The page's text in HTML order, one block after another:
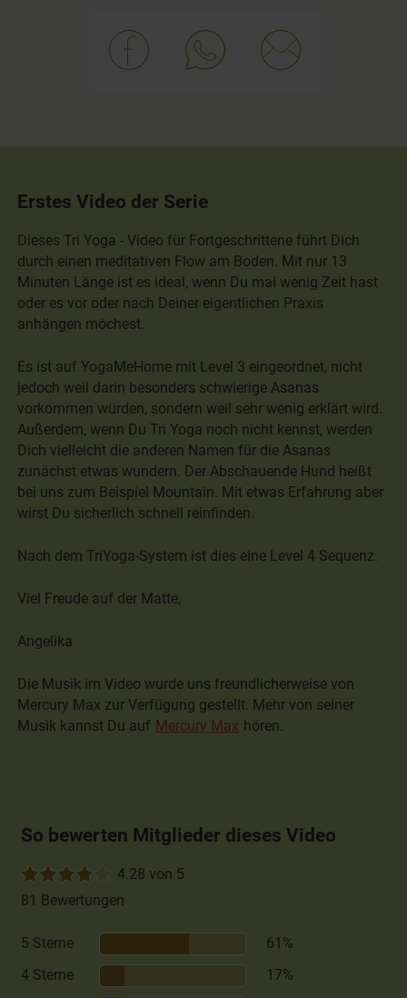
Erstes Video der Serie
Dieses Tri Yoga - Video für Fortgeschrittene führt Dich
durch einen meditativen Flow am Boden. Mit nur 13
Minuten Länge ist es ideal, wenn Du mal wenig Zeit hast
oder es vor oder nach Deiner eigentlichen Praxis
anhängen möchest.
Es ist auf YogaMeHome mit Level 3 eingeordnet, nicht
jedoch weil darin besonders schwierige Asanas
vorkommen würden, sondern weil sehr wenig erklärt wird.
Außerdem, wenn Du Tri Yoga noch nicht kennst, werden
Dich vielleicht die anderen Namen für die Asanas
zunächst etwas wundern. Der Abschauende Hund heißt
bei uns zum Beispiel Mountain. Mit etwas Erfahrung aber
wirst Du sicherlich schnell reinfinden.
Nach dem TriYoga-System ist dies eine Level 4 Sequenz.
Viel Freude auf der Matte,
Angelika
Die Musik im Video wurde uns freundlicherweise von
Mercury Max zur Verfügung gestellt. Mehr von seiner
Musik kannst Du auf Mercury Max hören.
So bewerten Mitglieder dieses Video
4.28 von 5
81 Bewertungen
5 Sterne
61%
4 Sterne
17%